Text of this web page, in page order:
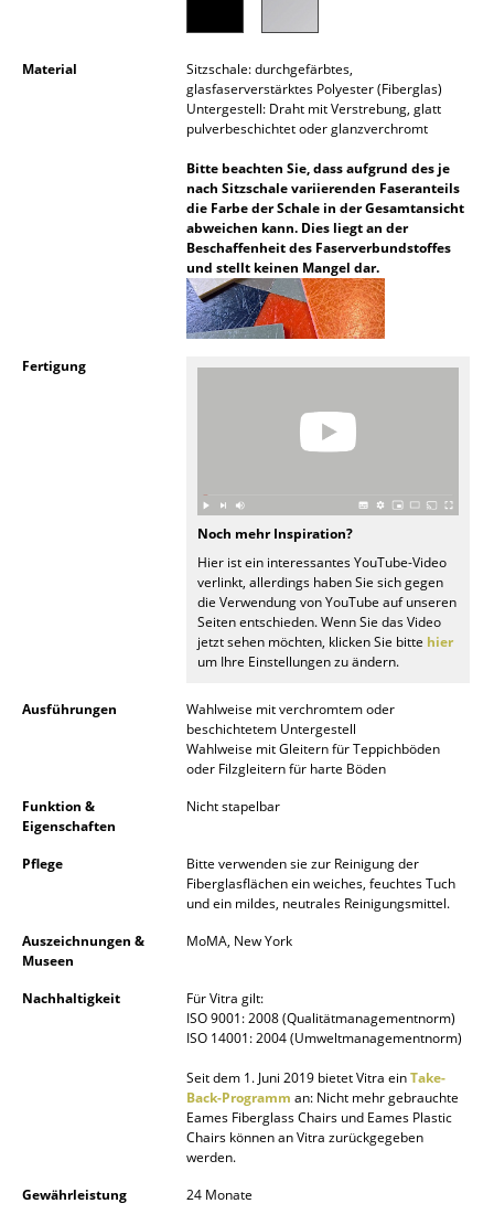
Nachttische & Bettzubehör
Figuren & Miniaturen
Zuhause
Schlafzimmer
Balkon & Garten
Material
Sitzschale: durchgefärbtes,
glasfaserverstärktes Polyester (Fiberglas)
Untergestell: Draht mit Verstrebung, glatt
pulverbeschichtet oder glanzverchromt
Bitte beachten Sie, dass aufgrund des je
nach Sitzschale variierenden Faseranteils
die Farbe der Schale in der Gesamtansicht
abweichen kann. Dies liegt an der
Beschaffenheit des Faserverbundstoffes
und stellt keinen Mangel dar.
Fertigung
Noch mehr Inspiration?
Hier ist ein interessantes YouTube-Video
verlinkt, allerdings haben Sie sich gegen
die Verwendung von YouTube auf unseren
Seiten entschieden. Wenn Sie das Video
jetzt sehen möchten, klicken Sie bitte hier
um Ihre Einstellungen zu ändern.
Ausführungen
Wahlweise mit verchromtem oder
beschichtetem Untergestell
Wahlweise mit Gleitern für Teppichböden
oder Filzgleitern für harte Böden
Funktion &
Eigenschaften
Nicht stapelbar
Pflege
Bitte verwenden sie zur Reinigung der
Fiberglasflächen ein weiches, feuchtes Tuch
und ein mildes, neutrales Reinigungsmittel.
Auszeichnungen &
Museen
MoMA, New York
Nachhaltigkeit
Für Vitra gilt:
ISO 9001: 2008 (Qualitätmanagementnorm)
ISO 14001: 2004 (Umweltmanagementnorm)
Seit dem 1. Juni 2019 bietet Vitra einTake-
Back-Programm an: Nicht mehr gebrauchte
Eames Fiberglass Chairs und Eames Plastic
Chairs können an Vitra zurückgegeben
werden.
Gewährleistung
24 Monate